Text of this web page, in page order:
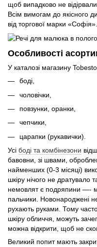
щоб випадково не
Всім вимогам до якісного
від торгової марки «Софія».
Особливості
У каталозі магазину
боді,
чоловічки,
повзунки, оранки,
чепчики,
царапки (рукавички).
Усі боді та комбінезони
бавовни, зі швами,
найменших (0-3 місяці)
шкіру нічого не дратувало
немовлят є подряпини —-
пальчики. Новонароджені
рухають руками. Тому
шкіру обличчя, можуть
можна відкрити, щоб не
Великий попит мають